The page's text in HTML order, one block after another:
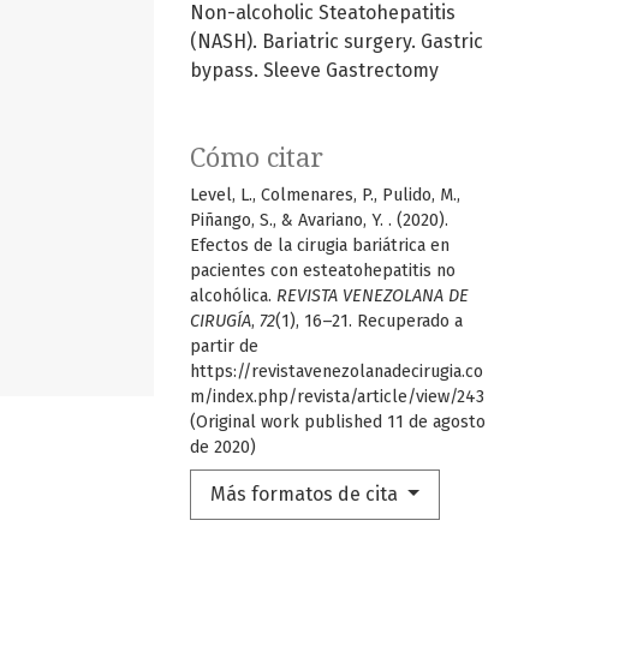
Non-alcoholic Steatohepatitis
(NASH). Bariatric surgery. Gastric
bypass. Sleeve Gastrectomy
Cómo citar
Level, L., Colmenares, P., Pulido, M.,
Piñango, S., & Avariano, Y. . (2020).
Efectos de la cirugia bariátrica en
pacientes con esteatohepatitis no
alcohólica. REVISTA VENEZOLANA DE
CIRUGÍA, 72(1), 16–21. Recuperado a
partir de
https://revistavenezolanadecirugia.co
m/index.php/revista/article/view/243
(Original work published 11 de agosto
de 2020)
Más formatos de cita